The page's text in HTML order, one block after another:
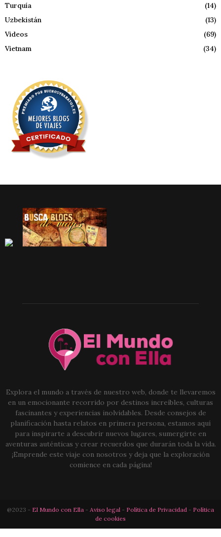
Turquía
(14)
Uzbekistán
(13)
Videos
(69)
Vietnam
(34)
Explora el mundo a través de nuestro web, donde te llevaremos
en un emocionante recorrido por destinos increíbles, culturas
fascinantes y experiencias inolvidables. Desde consejos de
planificación hasta relatos en primera persona, estamos aquí
para inspirarte a descubrir nuevos lugares, sumergirte en
aventuras auténticas y crear recuerdos que durarán toda la vida.
¡Emprende este viaje con nosotros y deja que la exploración
comience en cada página!
@2023 - El Mundo con Ella - Aviso legal - Política de Privacidad - Política
de cookies